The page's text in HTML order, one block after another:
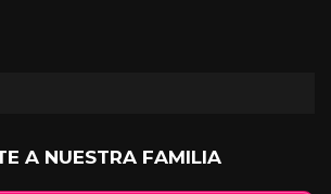
A NUESTRA FAMILIA